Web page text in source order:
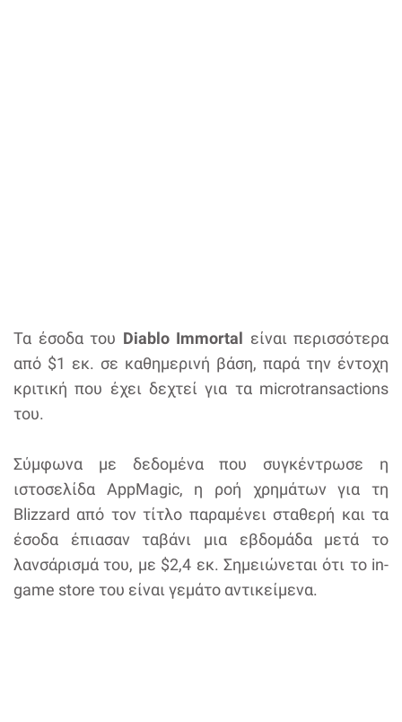
Τα έσοδα του Diablo Immortal είναι περισσότερα
από $1 εκ. σε καθημερινή βάση, παρά την έντοχη
κριτική που έχει δεχτεί για τα microtransactions
του.
Σύμφωνα με δεδομένα που συγκέντρωσε η
ιστοσελίδα AppMagic, η ροή χρημάτων για τη
Blizzard από τον τίτλο παραμένει σταθερή και τα
έσοδα έπιασαν ταβάνι μια εβδομάδα μετά το
λανσάρισμά του, με $2,4 εκ. Σημειώνεται ότι το in-
game store του είναι γεμάτο αντικείμενα.